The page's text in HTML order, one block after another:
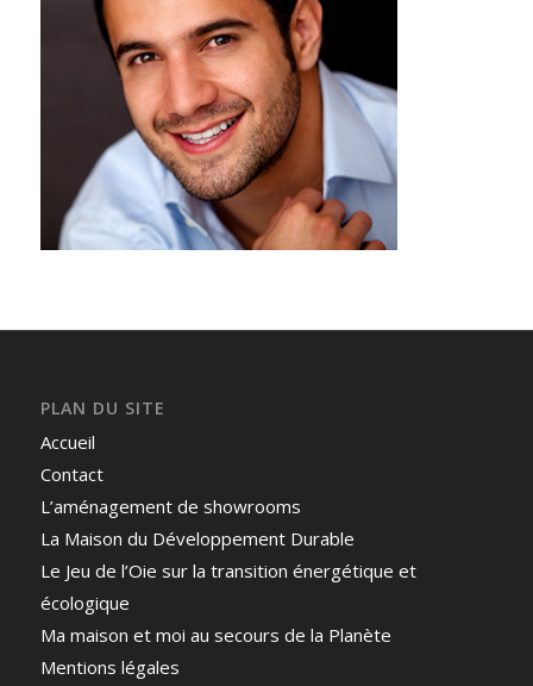
PLAN DU SITE
Accueil
Contact
L’aménagement de showrooms
La Maison du Développement Durable
Le Jeu de l’Oie sur la transition énergétique et
écologique
Ma maison et moi au secours de la Planète
Mentions légales